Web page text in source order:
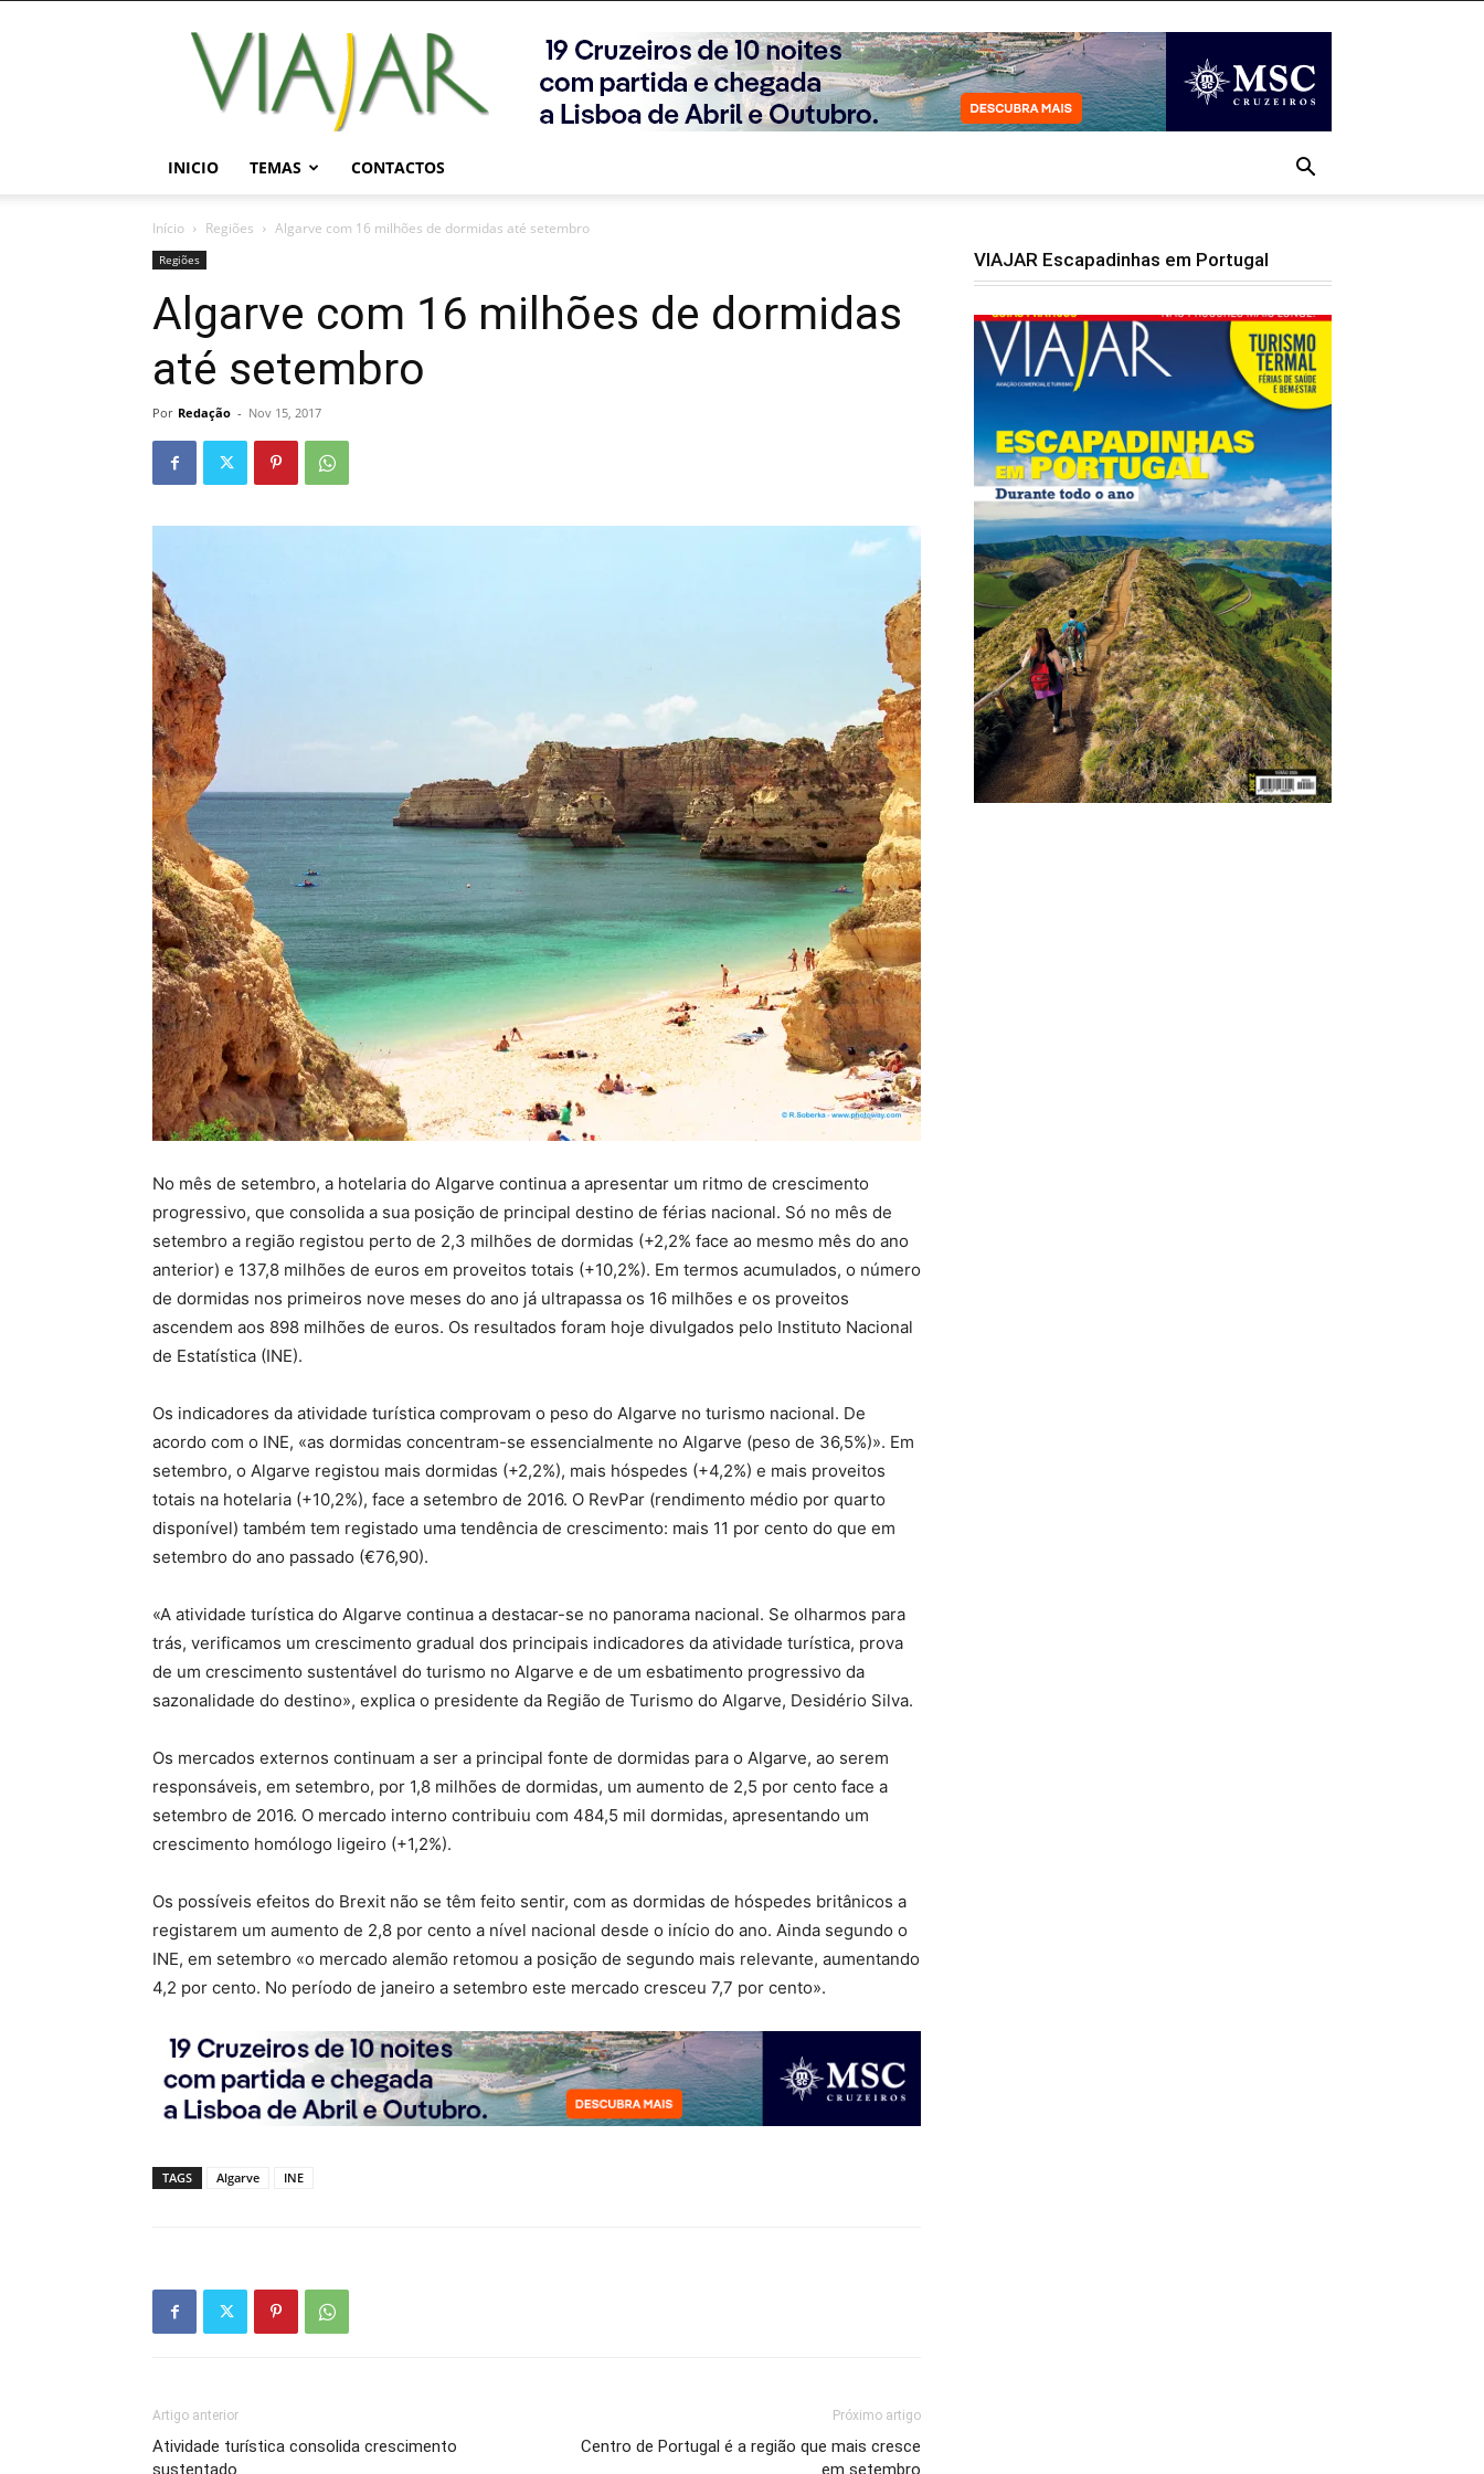
Viajar
Magazine
Online
INICIO TEMAS CONTACTOS
Início Regiões Algarve com 16 milhões de dormidas até setembro
Regiões
Algarve com 16 milhões de dormidas
até setembro
Por Redação - Nov 15, 2017
No mês de setembro, a hotelaria do Algarve continua a apresentar um ritmo de crescimento
progressivo, que consolida a sua posição de principal destino de férias nacional. Só no mês de
setembro a região registou perto de 2,3 milhões de dormidas (+2,2% face ao mesmo mês do ano
anterior) e 137,8 milhões de euros em proveitos totais (+10,2%). Em termos acumulados, o número
de dormidas nos primeiros nove meses do ano já ultrapassa os 16 milhões e os proveitos
ascendem aos 898 milhões de euros. Os resultados foram hoje divulgados pelo Instituto Nacional
de Estatística (INE).
Os indicadores da atividade turística comprovam o peso do Algarve no turismo nacional. De
acordo com o INE, «as dormidas concentram-se essencialmente no Algarve (peso de 36,5%)». Em
setembro, o Algarve registou mais dormidas (+2,2%), mais hóspedes (+4,2%) e mais proveitos
totais na hotelaria (+10,2%), face a setembro de 2016. O RevPar (rendimento médio por quarto
disponível) também tem registado uma tendência de crescimento: mais 11 por cento do que em
setembro do ano passado (€76,90).
«A atividade turística do Algarve continua a destacar-se no panorama nacional. Se olharmos para
trás, verificamos um crescimento gradual dos principais indicadores da atividade turística, prova
de um crescimento sustentável do turismo no Algarve e de um esbatimento progressivo da
sazonalidade do destino», explica o presidente da Região de Turismo do Algarve, Desidério Silva.
Os mercados externos continuam a ser a principal fonte de dormidas para o Algarve, ao serem
responsáveis, em setembro, por 1,8 milhões de dormidas, um aumento de 2,5 por cento face a
setembro de 2016. O mercado interno contribuiu com 484,5 mil dormidas, apresentando um
crescimento homólogo ligeiro (+1,2%).
Os possíveis efeitos do Brexit não se têm feito sentir, com as dormidas de hóspedes britânicos a
registarem um aumento de 2,8 por cento a nível nacional desde o início do ano. Ainda segundo o
INE, em setembro «o mercado alemão retomou a posição de segundo mais relevante, aumentando
4,2 por cento. No período de janeiro a setembro este mercado cresceu 7,7 por cento».
TAGS Algarve INE
Artigo anterior
Atividade turística consolida crescimento
sustentado
Próximo artigo
Centro de Portugal é a região que mais cresce
em setembro
VIAJAR Escapadinhas em Portugal